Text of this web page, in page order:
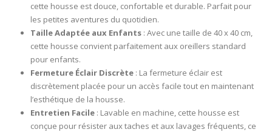
cette housse est douce, confortable et durable. Parfait pour
les petites aventures du quotidien.
Taille Adaptée aux Enfants: Avec une taille de 40 x 40 cm,
cette housse convient parfaitement aux oreillers standard
pour enfants.
Fermeture Éclair Discrète: La fermeture éclair est
discrètement placée pour un accès facile tout en maintenant
l’esthétique de la housse.
Entretien Facile: Lavable en machine, cette housse est
conçue pour résister aux taches et aux lavages fréquents, ce